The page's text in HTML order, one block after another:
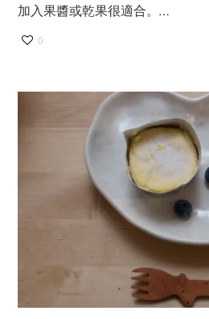
加入果醬或乾果很適合。…
0